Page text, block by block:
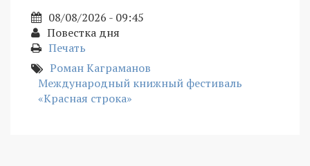
08/08/2026 - 09:45
Повестка дня
Печать
Роман Каграманов
Международный книжный фестиваль
«Красная строка»